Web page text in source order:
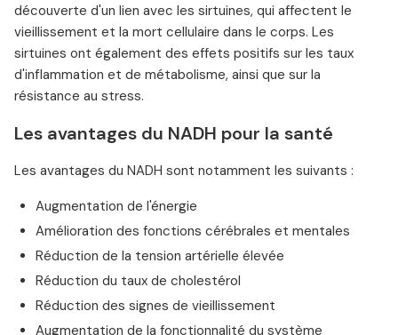
découverte d'un lien avec les sirtuines, qui affectent le
vieillissement et la mort cellulaire dans le corps. Les
sirtuines ont également des effets positifs sur les taux
d'inflammation et de métabolisme, ainsi que sur la
résistance au stress.
Les avantages du NADH pour la santé
Les avantages du NADH sont notamment les suivants :
Augmentation de l'énergie
Amélioration des fonctions cérébrales et mentales
Réduction de la tension artérielle élevée
Réduction du taux de cholestérol
Réduction des signes de vieillissement
Augmentation de la fonctionnalité du système